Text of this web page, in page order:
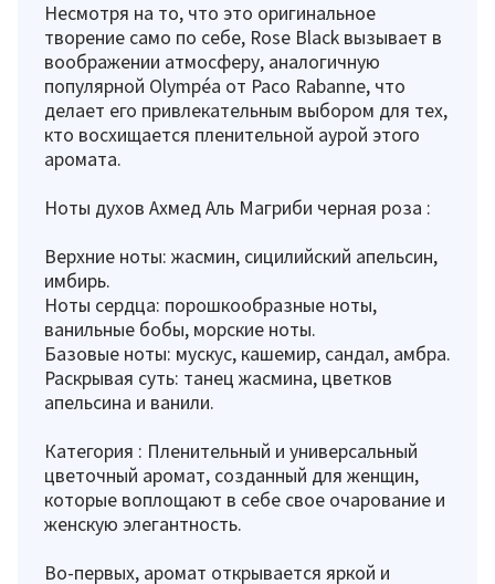
Несмотря на то, что это оригинальное
творение само по себе, Rose Black вызывает в
воображении атмосферу, аналогичную
популярной Olympéa от Paco Rabanne, что
делает его привлекательным выбором для тех,
кто восхищается пленительной аурой этого
аромата.
Ноты духов Ахмед Аль Магриби черная роза :
Верхние ноты: жасмин, сицилийский апельсин,
имбирь.
Ноты сердца: порошкообразные ноты,
ванильные бобы, морские ноты.
Базовые ноты: мускус, кашемир, сандал, амбра.
Раскрывая суть: танец жасмина, цветков
апельсина и ванили.
Категория : Пленительный и универсальный
цветочный аромат, созданный для женщин,
которые воплощают в себе свое очарование и
женскую элегантность.
Во-первых, аромат открывается яркой и